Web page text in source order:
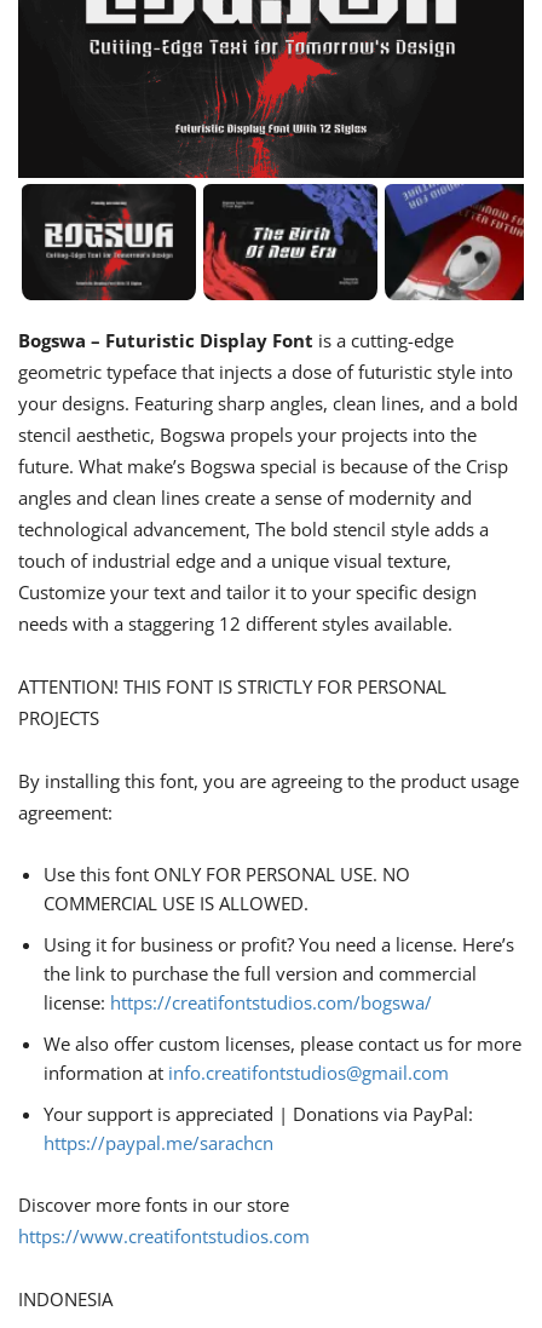
Bogswa – Futuristic Display Font is a cutting-edge
geometric typeface that injects a dose of futuristic style into
your designs. Featuring sharp angles, clean lines, and a bold
stencil aesthetic, Bogswa propels your projects into the
future. What make’s Bogswa special is because of the Crisp
angles and clean lines create a sense of modernity and
technological advancement, The bold stencil style adds a
touch of industrial edge and a unique visual texture,
Customize your text and tailor it to your specific design
needs with a staggering 12 different styles available.
ATTENTION! THIS FONT IS STRICTLY FOR PERSONAL
PROJECTS
By installing this font, you are agreeing to the product usage
agreement:
Use this font ONLY FOR PERSONAL USE. NO
COMMERCIAL USE IS ALLOWED.
Using it for business or profit? You need a license. Here’s
the link to purchase the full version and commercial
license: https://creatifontstudios.com/bogswa/
We also offer custom licenses, please contact us for more
information at info.creatifontstudios@gmail.com
Your support is appreciated | Donations via PayPal:
https://paypal.me/sarachcn
Discover more fonts in our store
https://www.creatifontstudios.com
INDONESIA